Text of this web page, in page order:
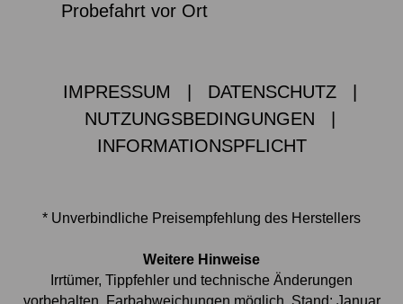
Probefahrt vor Ort
IMPRESSUM DATENSCHUTZ
NUTZUNGSBEDINGUNGEN
INFORMATIONSPFLICHT
* Unverbindliche Preisempfehlung des Herstellers
Weitere Hinweise
Irrtümer, Tippfehler und technische Änderungen
vorbehalten. Farbabweichungen möglich. Stand: Januar